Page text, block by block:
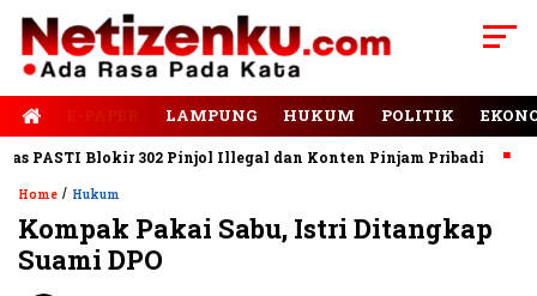
LAMPUNG HUKUM POLITIK
Blokir 302 Pinjol Illegal dan Konten Pinjam Pribadi
Home / Hukum
Kompak Pakai Sabu, Istri Ditangkap
Suami DPO